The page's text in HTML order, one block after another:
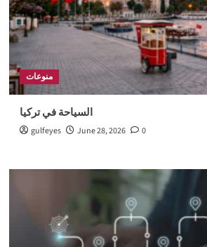
منوعات
السياحة في تركيا
gulfeyes June 28, 2026 0